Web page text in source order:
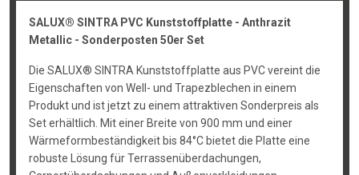
SALUX® SINTRA PVC Kunststoffplatte - Anthrazit
Metallic - Sonderposten 50er Set
Die SALUX® SINTRA Kunststoffplatte aus PVC vereint die
Eigenschaften von Well- und Trapezblechen in einem
Produkt und ist jetzt zu einem attraktiven Sonderpreis als
Set erhältlich. Mit einer Breite von 900 mm und einer
Wärmeformbeständigkeit bis 84°C bietet die Platte eine
robuste Lösung für Terrassenüberdachungen,